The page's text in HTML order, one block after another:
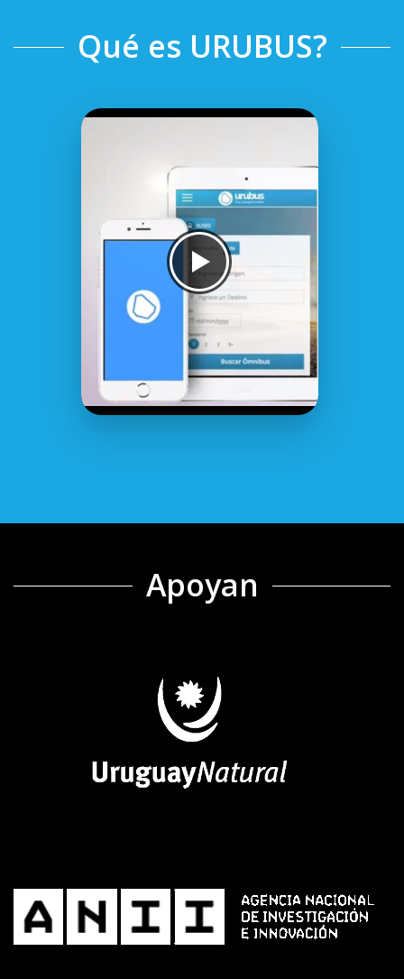
Qué es URUBUS?
Apoyan